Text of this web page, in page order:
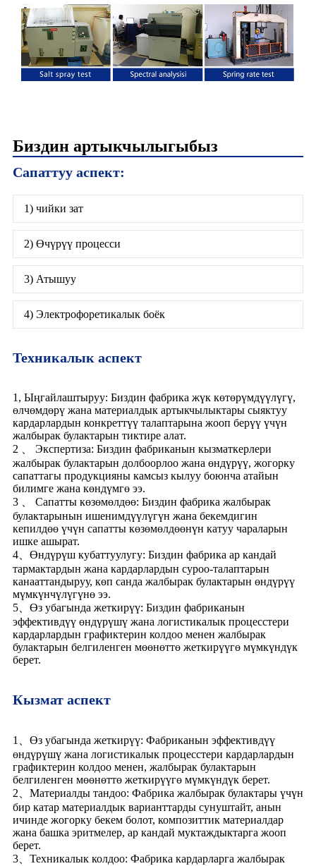
Биздин артыкчылыгыбыз
Сапаттуу аспект:
1) чийки зат
2) Өчүрүү процесси
3) Атышуу
4) Электрофоретикалык боёк
Техникалык аспект
1, Ыңгайлаштыруу: Биздин фабрика жүк көтөрүмдүүлүгү,
өлчөмдөрү жана материалдык артыкчылыктары сыяктуу
кардарлардын конкреттүү талаптарына жооп берүү үчүн
жалбырак булактарын тиктире алат.
2 、 Экспертиза: Биздин фабриканын кызматкерлери
жалбырак булактарын долбоорлоо жана өндүрүү, жогорку
сапаттагы продукцияны камсыз кылуу боюнча атайын
билимге жана көндүмгө ээ.
3 、 Сапатты көзөмөлдөө: Биздин фабрика жалбырак
булактарынын ишенимдүүлүгүн жана бекемдигин
кепилдөө үчүн сапатты көзөмөлдөөнүн катуу чараларын
ишке ашырат.
4、Өндүрүш кубаттуулугу: Биздин фабрика ар кандай
тармактардын жана кардарлардын суроо-талаптарын
канааттандыруу, көп санда жалбырак булактарын өндүрүү
мүмкүнчүлүгүнө ээ.
5、Өз убагында жеткирүү: Биздин фабриканын
эффективдүү өндүрүшү жана логистикалык процесстери
кардарлардын графиктерин колдоо менен жалбырак
булактарын белгиленген мөөнөттө жеткирүүгө мүмкүндүк
берет.
Кызмат аспект
1、Өз убагында жеткирүү: Фабриканын эффективдүү
өндүрүшү жана логистикалык процесстери кардарлардын
графиктерин колдоо менен, жалбырак булактарын
белгиленген мөөнөттө жеткирүүгө мүмкүндүк берет.
2、Материалды тандоо: Фабрика жалбырак булактары үчүн
бир катар материалдык варианттарды сунуштайт, анын
ичинде жогорку бекем болот, композиттик материалдар
жана башка эритмелер, ар кандай муктаждыктарга жооп
берет.
3、Техникалык колдоо: Фабрика кардарларга жалбырак